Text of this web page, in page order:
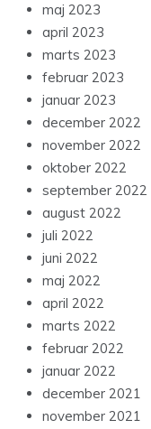
maj 2023
april 2023
marts 2023
februar 2023
januar 2023
december 2022
november 2022
oktober 2022
september 2022
august 2022
juli 2022
juni 2022
maj 2022
april 2022
marts 2022
februar 2022
januar 2022
december 2021
november 2021